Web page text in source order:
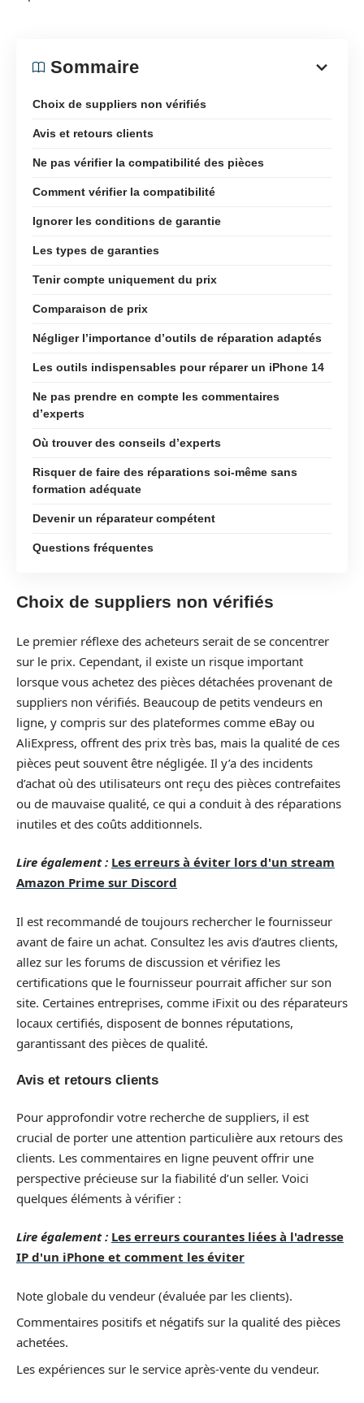
Sommaire
Choix de suppliers non vérifiés
Avis et retours clients
Ne pas vérifier la compatibilité des pièces
Comment vérifier la compatibilité
Ignorer les conditions de garantie
Les types de garanties
Tenir compte uniquement du prix
Comparaison de prix
Négliger l’importance d’outils de réparation adaptés
Les outils indispensables pour réparer un iPhone 14
Ne pas prendre en compte les commentaires
d’experts
Où trouver des conseils d’experts
Risquer de faire des réparations soi-même sans
formation adéquate
Devenir un réparateur compétent
Questions fréquentes
Choix de suppliers non vérifiés
Le premier réflexe des acheteurs serait de se concentrer
sur le prix. Cependant, il existe un risque important
lorsque vous achetez des pièces détachées provenant de
suppliers non vérifiés. Beaucoup de petits vendeurs en
ligne, y compris sur des plateformes comme eBay ou
AliExpress, offrent des prix très bas, mais la qualité de ces
pièces peut souvent être négligée. Il y’a des incidents
d’achat où des utilisateurs ont reçu des pièces contrefaites
ou de mauvaise qualité, ce qui a conduit à des réparations
inutiles et des coûts additionnels.
Lire également : Les erreurs à éviter lors d'un stream
Amazon Prime sur Discord
Il est recommandé de toujours rechercher le fournisseur
avant de faire un achat. Consultez les avis d’autres clients,
allez sur les forums de discussion et vérifiez les
certifications que le fournisseur pourrait afficher sur son
site. Certaines entreprises, comme iFixit ou des réparateurs
locaux certifiés, disposent de bonnes réputations,
garantissant des pièces de qualité.
Avis et retours clients
Pour approfondir votre recherche de suppliers, il est
crucial de porter une attention particulière aux retours des
clients. Les commentaires en ligne peuvent offrir une
perspective précieuse sur la fiabilité d’un seller. Voici
quelques éléments à vérifier :
Lire également : Les erreurs courantes liées à l'adresse
IP d'un iPhone et comment les éviter
Note globale du vendeur (évaluée par les clients).
Commentaires positifs et négatifs sur la qualité des pièces
achetées.
Les expériences sur le service après-vente du vendeur.